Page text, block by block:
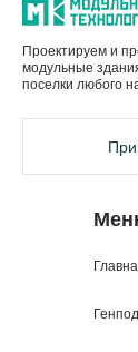
Проектируем и
модульные
поселки любого